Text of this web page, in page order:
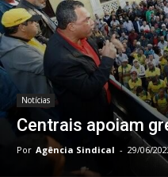
Notícias
Centrais apoiam
Por Agência Sindical - 29/06/